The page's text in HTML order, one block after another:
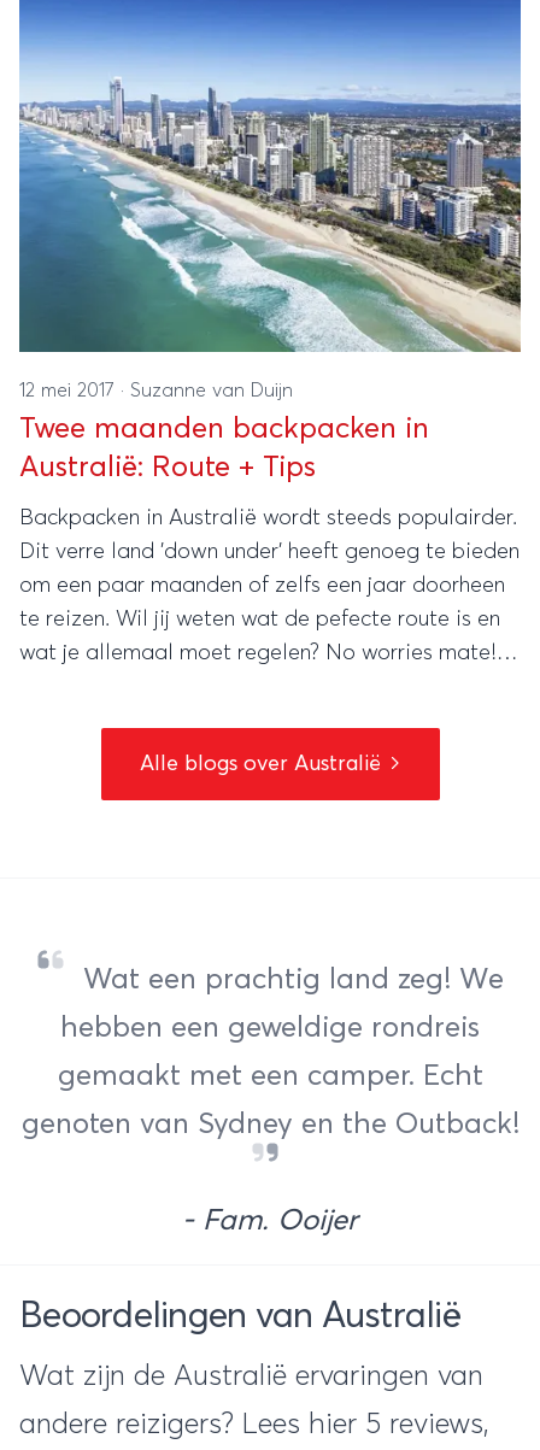
12 mei 2017 · Suzanne van Duijn
Twee maanden backpacken in
Australië: Route + Tips
Backpacken in Australië wordt steeds populairder.
Dit verre land 'down under' heeft genoeg te bieden
om een paar maanden of zelfs een jaar doorheen
te reizen. Wil jij weten wat de pefecte route is en
wat je allemaal moet regelen? No worries mate!
Alle blogs over Australië
Wat een prachtig land zeg! We
hebben een geweldige rondreis
gemaakt met een camper. Echt
genoten van Sydney en the Outback!
- Fam. Ooijer
Beoordelingen van Australië
Wat zijn de Australië ervaringen van
andere reizigers? Lees hier 5 reviews,